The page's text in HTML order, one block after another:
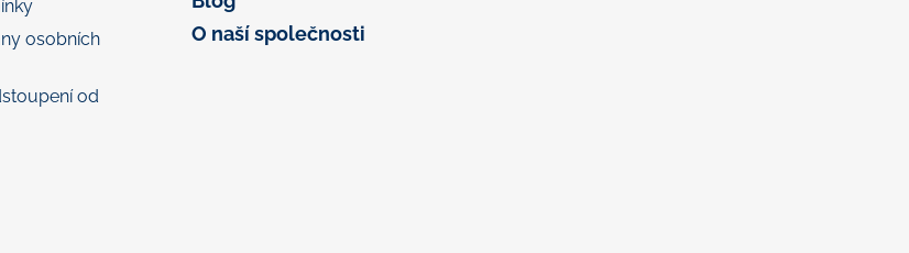
osobních
od
O naší společnosti